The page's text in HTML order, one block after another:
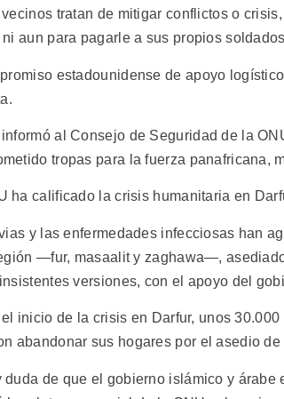
tratan de mitigar conflictos o
aun para pagarle a sus propios
estadounidense de apoyo
al Consejo de Seguridad de la
tropas para la fuerza panafricana,
ha calificado la crisis humanitaria en
y las enfermedades infecciosas han
—fur, masaalit y zaghawa—,
versiones, con el apoyo del
inicio de la crisis en Darfur, unos
abandonar sus hogares por el asedio
duda de que el gobierno islámico y